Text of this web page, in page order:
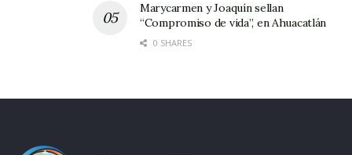
Marycarmen y Joaquín sellan
“Compromiso de vida”, en Ahuacatlán
0 SHARES